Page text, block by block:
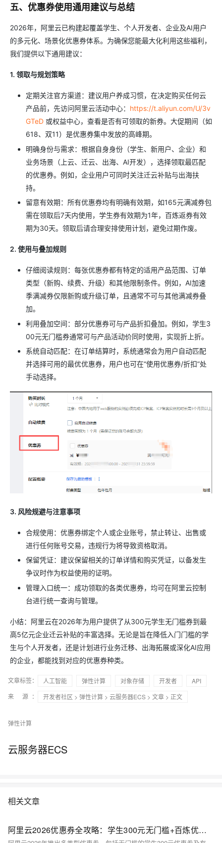
五、优惠券使用通用建议与总结
2026年，阿里云已构建起覆盖学生、个人开发者、企业及AI用户
的多元化、场景化优惠券体系。为确保您能最大化利用这些福利，
我们提供以下通用建议：
1. 领取与规划策略
定期关注官方渠道：建议用户养成习惯，在决定购买任何云
产品前，先访问阿里云活动中心： https://t.aliyun.com/U/3v
GTeD 或权益中心，查看是否有可领取的新券。大促期间（如
618、双11）是优惠券集中发放的高峰期。
明确身份与需求：根据自身身份（学生、新用户、企业）和
业务场景（上云、迁云、出海、AI开发），选择领取最匹配
的优惠券。例如，企业用户可同时关注迁云补贴与出海扶
持。
留意有效期：所有优惠券均有明确有效期，如165元满减券包
需在领取后7天内使用，学生券有效期为1年，百炼返券有效
期为30天。领取后请合理安排使用计划，避免过期作废。
2. 使用与叠加规则
仔细阅读规则：每张优惠券都有特定的适用产品范围、订单
类型（新购、续费、升级）和其他限制条件。例如，AI加速
季满减券仅限新购或升级订单，且通常不可与其他满减券叠
加。
利用叠加空间：部分优惠券可与产品折扣叠加。例如，学生3
00元无门槛券通常可与产品活动价同时使用，实现折上折。
系统自动匹配：在订单结算时，系统通常会为用户自动匹配
并选择可用的最优优惠券，用户也可在“使用优惠券/折扣”处
手动选择。
3. 风险规避与注意事项
合规使用：优惠券绑定个人或企业账号，禁止转让、出售或
进行任何账号交易，违规行为将导致资格取消。
保留凭证：建议保留相关的订单详情和购买凭证，以备发生
争议时作为权益使用的证明。
管理入口统一：成功领取的各类优惠券，均可在阿里云控制
台进行统一查询与管理。
小结：阿里云在2026年为用户提供了从300元学生无门槛券到最
高5亿元企业迁云补贴的丰富选择。无论是旨在降低入门门槛的学
生与个人开发者，还是计划进行业务迁移、出海拓展或深化AI应用
的企业，都能找到对应的优惠券种类。
文章标签： 人工智能 弹性计算 对象存储 开发者
API
来 源：
开发者社区 > 弹性计算 > 云服务器ECS > 文章 > 正文
弹性计算
云服务器ECS
相关文章
阿里云2026优惠券全攻略：学生300元无门槛+百炼优惠券，企业迁云与出海补贴优惠券解析